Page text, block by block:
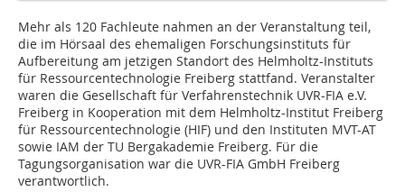
M‌ehr als 120 Fachleute nahmen an der Veranstaltung teil,
die im Hörsaal des ehemaligen Forschungsinstituts für
Aufbereitung am jetzigen Standort des Helmholtz-Instituts
für Ressourcentechnologie Freiberg stattfand. Veranstalter
waren die Gesellschaft für Verfahrenstechnik UVR-FIA e.V.
Freiberg in Kooperation mit dem Helmholtz-Institut Freiberg
für Ressourcentechnologie (HIF) und den Instituten MVT-AT
sowie IAM der TU Bergakademie Freiberg. Für die
Tagungsorganisation war die UVR-FIA GmbH Freiberg
verantwortlich.